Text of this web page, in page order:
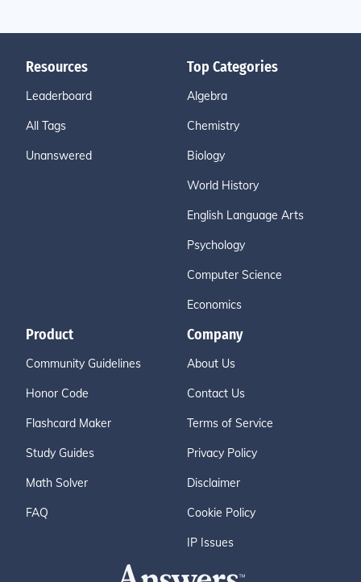
Resources
Leaderboard
All Tags
Unanswered
Top Categories
Algebra
Chemistry
Biology
World History
English Language Arts
Psychology
Computer Science
Economics
Product
Community Guidelines
Honor Code
Flashcard Maker
Study Guides
Math Solver
FAQ
Company
About Us
Contact Us
Terms of Service
Privacy Policy
Disclaimer
Cookie Policy
IP Issues